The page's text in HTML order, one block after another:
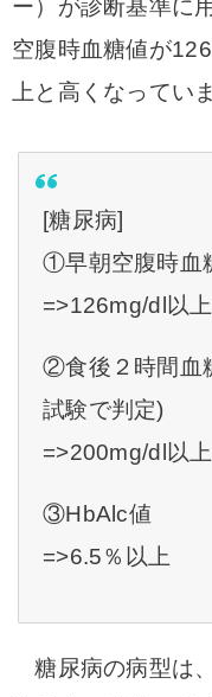
ー）が診断基準に
空腹時血糖値が
上と高くなってい
[糖尿病]
①早朝空腹時血
=>126mg/dl以上
②食後２時間血
試験で判定)
=>200mg/dl以上
③HbAlc値
=>6.5％以上
糖尿病の病型は